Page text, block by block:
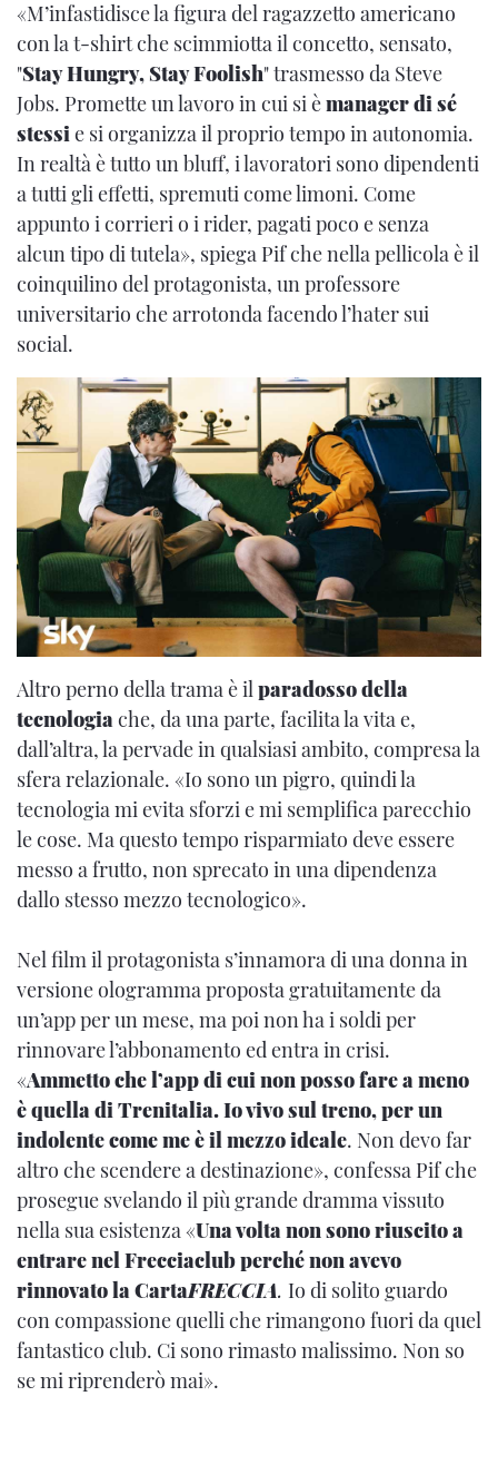
«M’infastidisce la figura del ragazzetto americano
con la t-shirt che scimmiotta il concetto, sensato,
"Stay Hungry, Stay Foolish" trasmesso da Steve
Jobs. Promette un lavoro in cui si èmanager di sé
stessi e si organizza il proprio tempo in autonomia.
In realtà è tutto un bluff, i lavoratori sono dipendenti
a tutti gli effetti, spremuti come limoni. Come
appunto i corrieri o i rider, pagati poco e senza
alcun tipo di tutela», spiega Pif che nella pellicola è il
coinquilino del protagonista, un professore
universitario che arrotonda facendo l’hater sui
social.
Altro perno della trama è il paradosso della
tecnologia che, da una parte, facilita la vita e,
dall’altra, la pervade in qualsiasi ambito, compresa la
sfera relazionale. «Io sono un pigro, quindi la
tecnologia mi evita sforzi e mi semplifica parecchio
le cose. Ma questo tempo risparmiato deve essere
messo a frutto, non sprecato in una dipendenza
dallo stesso mezzo tecnologico».
Nel film il protagonista s’innamora di una donna in
versione ologramma proposta gratuitamente da
un’app per un mese, ma poi non ha i soldi per
rinnovare l’abbonamento ed entra in crisi.
«Ammetto che l’app di cui non posso fare a meno
è quella di Trenitalia. Io vivo sul treno, per un
indolente come me è il mezzo ideale. Non devo far
altro che scendere a destinazione», confessa Pif che
prosegue svelando il più grande dramma vissuto
nella sua esistenza «Una volta non sono riuscito a
entrare nel Frecciaclub perché non avevo
rinnovato la CartaFRECCIA. Io di solito guardo
con compassione quelli che rimangono fuori da quel
fantastico club. Ci sono rimasto malissimo. Non so
se mi riprenderò mai».